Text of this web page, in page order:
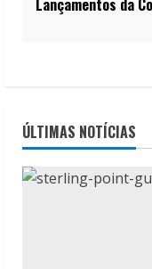
Lançamentos da
ÚLTIMAS NOTÍCIAS